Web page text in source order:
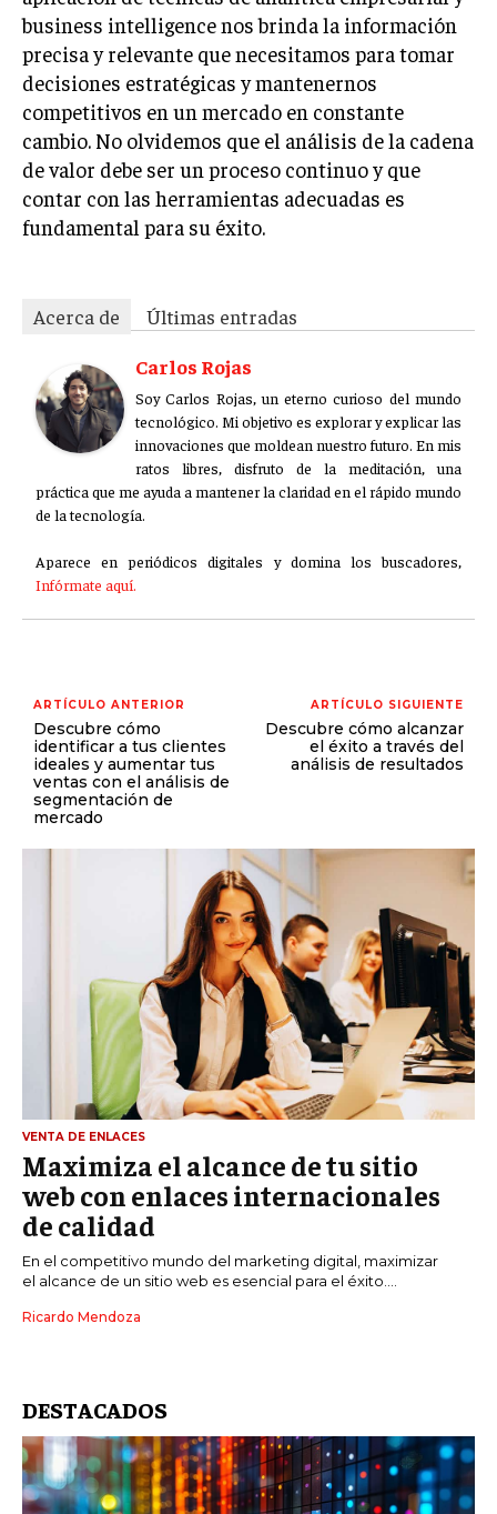
ÉTICA EMPRESARIAL Y RESPONSABILIDAD
SOCIAL
BLOG
Acerca de Últimas entradas
Carlos Rojas
innovaciones que moldean nuestro futuro. En mis
que me ayuda a mantener la claridad en el rápido mundo de la
tecnología.
Aparece en periódicos digitales y domina los buscadores,
Infórmate aquí.
business intelligence nos brinda la información
precisa y relevante que necesitamos para tomar
decisiones estratégicas y mantenernos
competitivos en un mercado en constante
cambio. No olvidemos que el análisis de la cadena
de valor debe ser un proceso continuo y que
contar con las herramientas adecuadas es
fundamental para su éxito.
Acerca de
Últimas entradas
Carlos Rojas
Soy Carlos Rojas, un eterno curioso del mundo
tecnológico. Mi objetivo es explorar y explicar las
innovaciones que moldean nuestro futuro. En mis
ratos libres, disfruto de la meditación, una
práctica que me ayuda a mantener la claridad en el rápido mundo
de la tecnología.
Aparece en periódicos digitales y domina los buscadores,
Infórmate aquí.
ARTÍCULO ANTERIOR
Descubre cómo
identificar a tus clientes
ideales y aumentar tus
ventas con el análisis de
segmentación de
mercado
ARTÍCULO SIGUIENTE
Descubre cómo alcanzar
el éxito a través del
análisis de resultados
VENTA DE ENLACES
Maximiza el alcance de tu sitio
web con enlaces internacionales
de calidad
En el competitivo mundo del marketing digital, maximizar
el alcance de un sitio web es esencial para el éxito....
Ricardo Mendoza
DESTACADOS